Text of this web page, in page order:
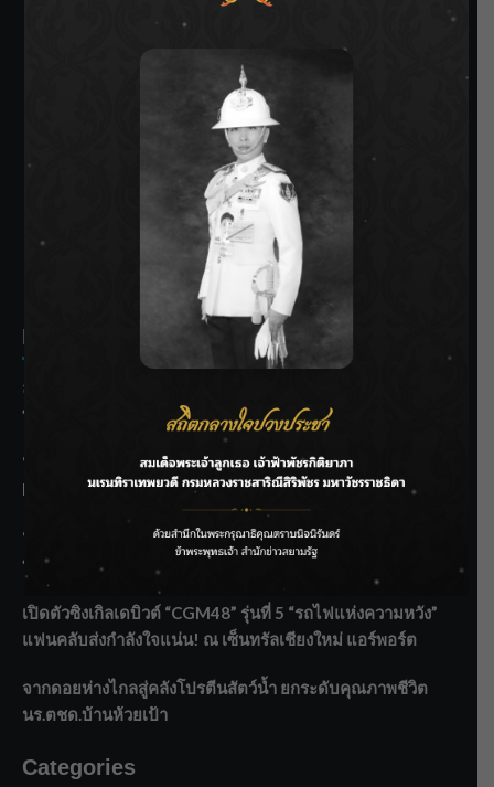
SIAMRATH VARIETY
THE BEST ENTERTAINMENT
Recent Posts
ลุยไม่หยุด!! กรมชลฯ เร่งเคลียร์ผักตบชวา-ติดตั้งเครื่องสูบน้ำ
ทั่วไทย
“BILLKIN” สร้างความภาคภูมิใจ คว้ารางวัลใหญ่ Weibo
Malaysia พร้อมโชว์สุดประทับใจ
“สุริยะ” สั่งกรมชลฯ เฝ้าระวังน้ำ 24 ชม. รับมือฝนสิงหาคม
บริหารเชิงรุกลดเสี่ยงน้ำท่วม
เปิดตัวซิงเกิลเดบิวต์ “CGM48” รุ่นที่ 5 “รถไฟแห่งความหวัง”
แฟนคลับส่งกำลังใจแน่น! ณ เซ็นทรัลเชียงใหม่ แอร์พอร์ต
จากดอยห่างไกลสู่คลังโปรตีนสัตว์น้ำ ยกระดับคุณภาพชีวิต
นร.ตชด.บ้านห้วยเป้า
Categories